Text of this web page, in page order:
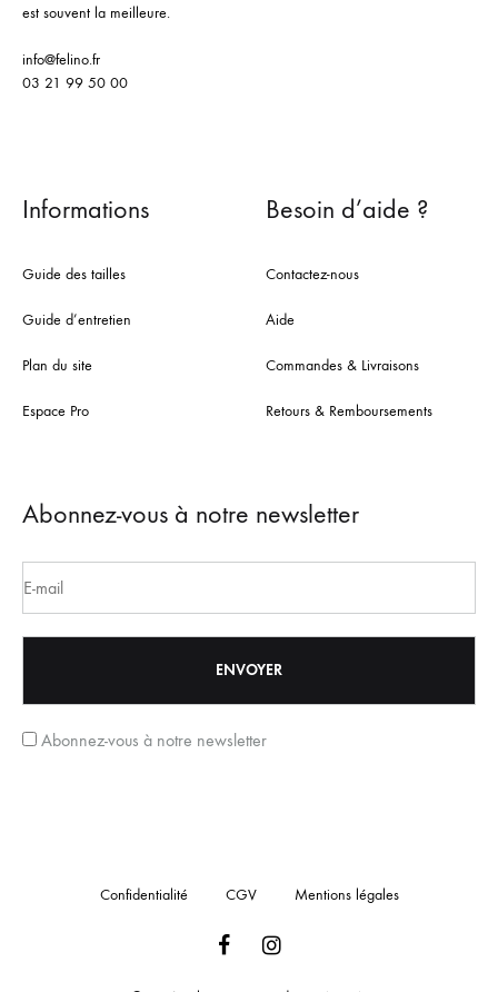
est souvent la meilleure.
info@felino.fr
03 21 99 50 00
Informations
Guide des tailles
Guide d’entretien
Plan du site
Espace Pro
Besoin d’aide ?
Contactez-nous
Aide
Commandes & Livraisons
Retours & Remboursements
Abonnez-vous à notre newsletter
Abonnez-vous à notre newsletter
Confidentialité CGV Mentions légales
FacebookInstagram